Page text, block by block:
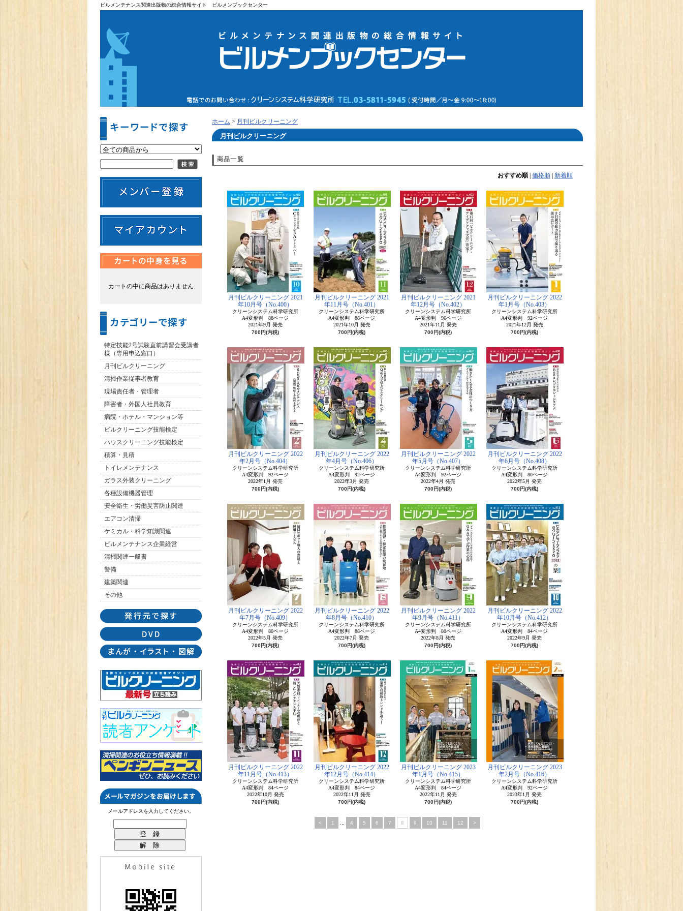
ビルメンテナンス関連出版物の総合情報サイト ビルメンブックセンター
カートの中に商品はありません
特定技能2号試験直前講習会受講者
様（専用申込窓口）
月刊ビルクリーニング
清掃作業従事者教育
現場責任者・管理者
障害者・外国人社員教育
病院・ホテル・マンション等
ビルクリーニング技能検定
ハウスクリーニング技能検定
積算・見積
トイレメンテナンス
ガラス外装クリーニング
各種設備機器管理
安全衛生・労働災害防止関連
エアコン清掃
ケミカル・科学知識関連
ビルメンテナンス企業経営
清掃関連一般書
警備
建築関連
その他
メールアドレスを入力してください。
ホーム > 月刊ビルクリーニング
月刊ビルクリーニング
商品一覧
おすすめ順 価格順 新着順
月刊ビルクリーニング 2021
年10月号（No.400）
クリーンシステム科学研究所
A4変形判 88ページ
2021年9月 発売
700円(内税)
月刊ビルクリーニング 2021
年11月号（No.401）
クリーンシステム科学研究所
A4変形判 88ページ
2021年10月 発売
700円(内税)
月刊ビルクリーニング 2021
年12月号（No.402）
クリーンシステム科学研究所
A4変形判 96ページ
2021年11月 発売
700円(内税)
月刊ビルクリーニング 2022
年1月号（No.403）
クリーンシステム科学研究所
A4変形判 92ページ
2021年12月 発売
700円(内税)
月刊ビルクリーニング 2022
年2月号（No.404）
クリーンシステム科学研究所
A4変形判 92ページ
2022年1月 発売
700円(内税)
月刊ビルクリーニング 2022
年4月号（No.406）
クリーンシステム科学研究所
A4変形判 92ページ
2022年3月 発売
700円(内税)
月刊ビルクリーニング 2022
年5月号（No.407）
クリーンシステム科学研究所
A4変形判 92ページ
2022年4月 発売
700円(内税)
月刊ビルクリーニング 2022
年6月号（No.408）
クリーンシステム科学研究所
A4変形判 80ページ
2022年5月 発売
700円(内税)
月刊ビルクリーニング 2022
年7月号（No.409）
クリーンシステム科学研究所
A4変形判 80ページ
2022年5月 発売
700円(内税)
月刊ビルクリーニング 2022
年8月号（No.410）
クリーンシステム科学研究所
A4変形判 88ページ
2022年7月 発売
700円(内税)
月刊ビルクリーニング 2022
年9月号（No.411）
クリーンシステム科学研究所
A4変形判 80ページ
2022年8月 発売
700円(内税)
月刊ビルクリーニング 2022
年10月号（No.412）
クリーンシステム科学研究所
A4変形判 84ページ
2022年9月 発売
700円(内税)
月刊ビルクリーニング 2022
年11月号（No.413）
クリーンシステム科学研究所
A4変形判 84ページ
2022年10月 発売
700円(内税)
月刊ビルクリーニング 2022
年12月号（No.414）
クリーンシステム科学研究所
A4変形判 84ページ
2022年11月 発売
700円(内税)
月刊ビルクリーニング 2023
年1月号（No.415）
クリーンシステム科学研究所
A4変形判 84ページ
2022年11月 発売
700円(内税)
月刊ビルクリーニング 2023
年2月号（No.416）
クリーンシステム科学研究所
A4変形判 92ページ
2023年1月 発売
700円(内税)
< 1 4 5 6 7 8 9 10 11 12 >